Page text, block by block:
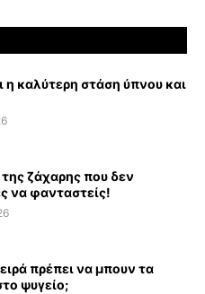
η καλύτερη στάση ύπνου και
της ζάχαρης που δεν
να φανταστείς!
πρέπει να μπουν τα
ψυγείο;